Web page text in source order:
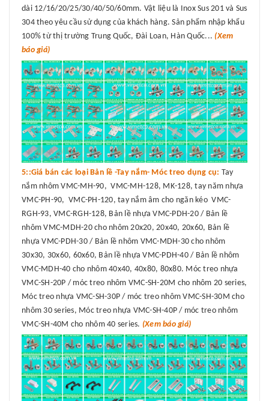
dài 12/16/20/25/30/40/50/60mm. Vật liệu là Inox Sus 201 và Sus
304 theo yêu cầu sử dụng của khách hàng. Sản phẩm nhập khẩu
100% từ thị trường Trung Quốc, Đài Loan, Hàn Quốc... (Xem
báo giá)
5::Giá bán các loại Bản lề -Tay nắm- Móc treo dụng cụ: Tay
nắm nhôm VMC-MH-90, VMC-MH-128, MK-128, tay năm nhựa
VMC-PH-90, VMC-PH-120, tay nắm âm cho ngăn kéo VMC-
RGH-93, VMC-RGH-128, Bản lề nhựa VMC-PDH-20 / Bản lề
nhôm VMC-MDH-20 cho nhôm 20x20, 20x40, 20x60, Bản lề
nhựa VMC-PDH-30 / Bản lề nhôm VMC-MDH-30 cho nhôm
30x30, 30x60, 60x60, Bản lề nhựa VMC-PDH-40 / Bản lề nhôm
VMC-MDH-40 cho nhôm 40x40, 40x80, 80x80. Móc treo nhựa
VMC-SH-20P / móc treo nhôm VMC-SH-20M cho nhôm 20 series,
Móc treo nhựa VMC-SH-30P / móc treo nhôm VMC-SH-30M cho
nhôm 30 series, Móc treo nhựa VMC-SH-40P / móc treo nhôm
VMC-SH-40M cho nhôm 40 series. (Xem báo giá)